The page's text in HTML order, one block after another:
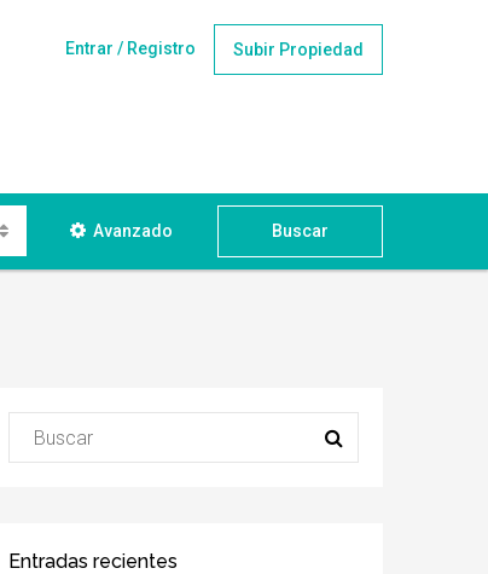
Entrar / Registro Subir Propiedad
Avanzado Buscar
Entradas recientes